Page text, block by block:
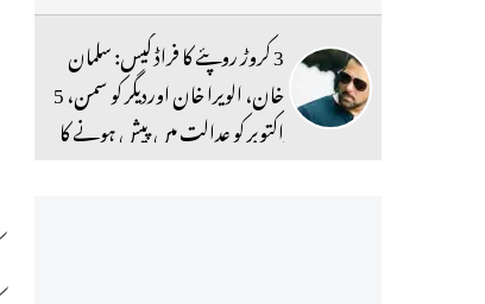
3 کروڑ روپئے کا فراڈ کیس: سلمان
خان، الویرا خان اوردیگر کو سمن، 5
اکتوبر کو عدالت میں پیش ہونے کا